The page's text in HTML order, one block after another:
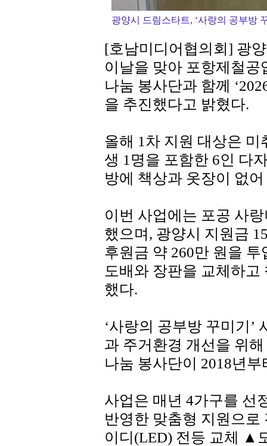
광양시 드림스타트, ‘사랑의 공부방
[호남미디어협의회] 광
이날을 맞아 포항제철
나눔 봉사단과 함께
을 추진했다고 밝혔다.
올해 1차 지원 대상은 미
생 1명을 포함한 6인 다
방에 책상과 옷장이 없
이번 사업에는 포공 사
했으며, 광양시 지원금
후원금 약 260만 원을
도배와 장판을 교체하
했다.
‘사랑의 공부방 꾸미기’
과 주거환경 개선을 위
나눔 봉사단이 2018년
사업은 매년 4가구를 선
반영한 맞춤형 지원으
이디(LED) 전등 교체 ▲